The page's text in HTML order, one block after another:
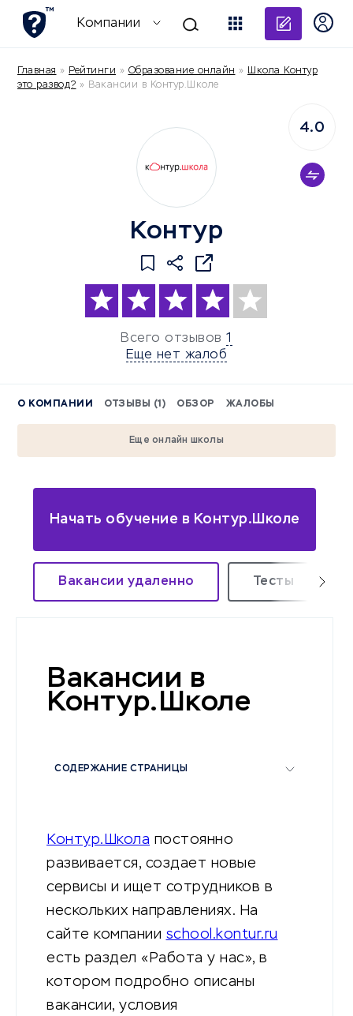
Компании
Главная » Рейтинги » Образование онлайн » Школа Контур
это развод? » Вакансии в Контур.Школе
Контур
Всего отзывов 1
Еще нет жалоб
4.0
О КОМПАНИИ ОТЗЫВЫ (1) ОБЗОР ЖАЛОБЫ
Еще онлайн школы
Начать обучение в Контур.Школе
Вакансии удаленно Тесты
Вакансии в
Контур.Школе
СОДЕРЖАНИЕ СТРАНИЦЫ
Контур.Школа постоянно
развивается, создает новые
сервисы и ищет сотрудников в
нескольких направлениях. На
сайте компании school.kontur.ru
есть раздел «Работа у нас», в
котором подробно описаны
вакансии, условия